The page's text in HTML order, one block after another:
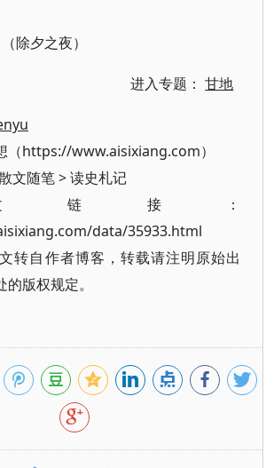
除夕之夜）
进入专题：甘地
（https://www.aisixiang.com）
文随笔>读史札记
链接：
data/35933.html
转自作者博客，转载请注明原始出
版权规定。